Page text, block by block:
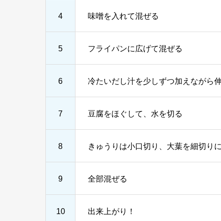
4 味噌を入れて混ぜる
5 フライパンに広げて混ぜる
6 冷たいだし汁を少しずつ加えながら
7 豆腐をほぐして、水を切る
8 きゅうりは小口切り、大葉を細切り
9 全部混ぜる
10 出来上がり！